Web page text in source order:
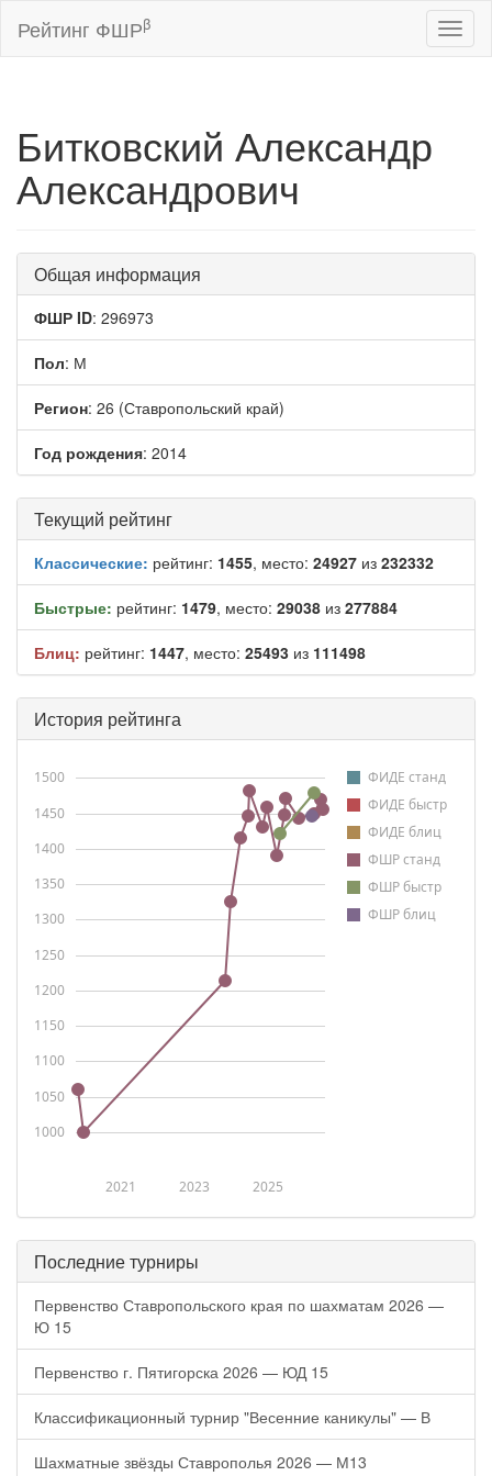
Рейтинг ФШРβ
Битковский Александр
Александрович
Общая информация
ФШР ID: 296973
Пол: М
Регион: 26 (Ставропольский край)
Год рождения: 2014
Текущий рейтинг
Классические: рейтинг: 1455, место: 24927 из 232332
Быстрые: рейтинг: 1479, место: 29038 из 277884
Блиц: рейтинг: 1447, место: 25493 из 111498
История рейтинга
ФИДЕ станд
ФИДЕ быстр
ФИДЕ блиц
ФШР станд
ФШР быстр
ФШР блиц
2021 2023 2025
1000
1050
1100
1150
1200
1250
1300
1350
1400
1450
1500
Последние турниры
Первенство Ставропольского края по шахматам 2026 —
Ю 15
Первенство г. Пятигорска 2026 — ЮД 15
Классификационный турнир "Весенние каникулы" — В
Шахматные звёзды Ставрополья 2026 — М13